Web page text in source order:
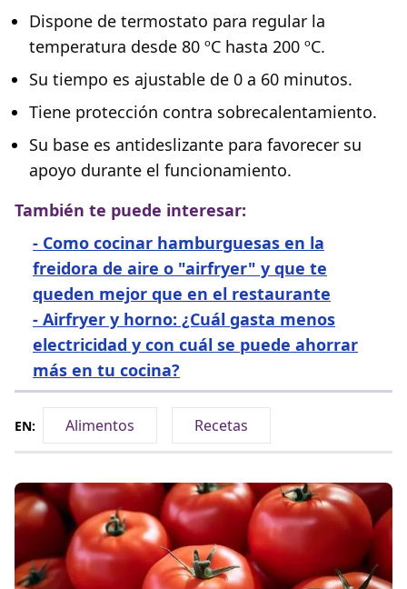
Dispone de termostato para regular la
temperatura desde 80 ºC hasta 200 ºC.
Su tiempo es ajustable de 0 a 60 minutos.
Tiene protección contra sobrecalentamiento.
Su base es antideslizante para favorecer su
apoyo durante el funcionamiento.
También te puede interesar:
- Como cocinar hamburguesas en la
freidora de aire o "airfryer" y que te
queden mejor que en el restaurante
- Airfryer y horno: ¿Cuál gasta menos
electricidad y con cuál se puede ahorrar
más en tu cocina?
EN: Alimentos Recetas